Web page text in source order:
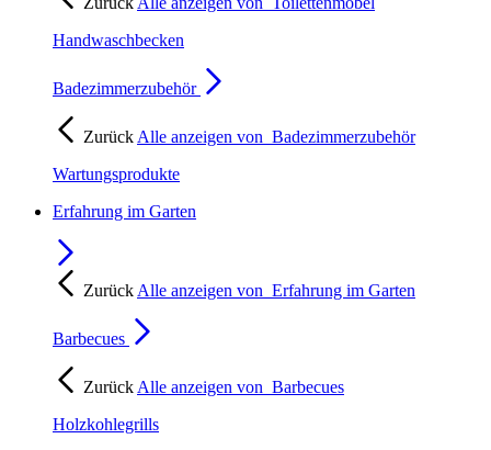
Handwaschbecken
Badezimmerzubehör
Zurück Alle anzeigen von Badezimmerzubehör
Wartungsprodukte
Erfahrung im Garten
Zurück Alle anzeigen von Erfahrung im Garten
Barbecues
Zurück Alle anzeigen von Barbecues
Holzkohlegrills